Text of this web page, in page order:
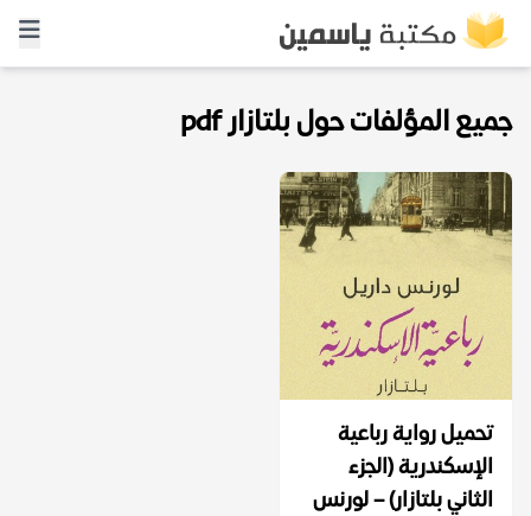
جميع المؤلفات حول بلتازار pdf
تحميل رواية رباعية
الإسكندرية (الجزء
الثاني بلتازار) – لورنس